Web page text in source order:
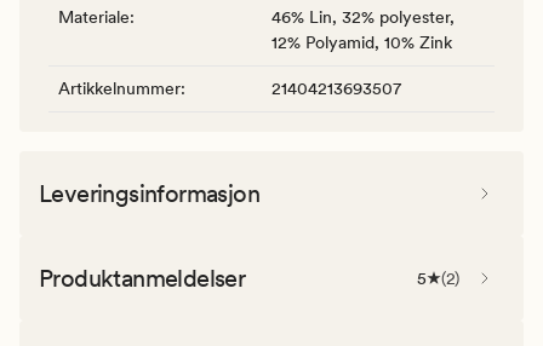
Materiale:
46% Lin, 32% polyester,
12% Polyamid, 10% Zink
Artikkelnummer: 21404213693507
Leveringsinformasjon
Produktanmeldelser 5 (2)